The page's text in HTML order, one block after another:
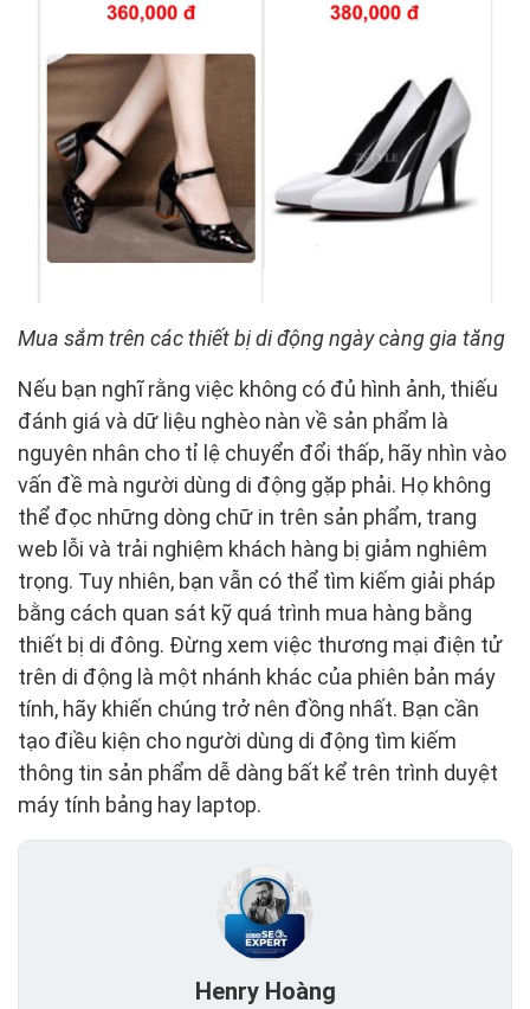
Mua sắm trên các thiết bị di động ngày càng gia tăng
Nếu bạn nghĩ rằng việc không có đủ hình ảnh, thiếu
đánh giá và dữ liệu nghèo nàn về sản phẩm là
nguyên nhân cho tỉ lệ chuyển đổi thấp, hãy nhìn vào
vấn đề mà người dùng di động gặp phải. Họ không
thể đọc những dòng chữ in trên sản phẩm, trang
web lỗi và trải nghiệm khách hàng bị giảm nghiêm
trọng. Tuy nhiên, bạn vẫn có thể tìm kiếm giải pháp
bằng cách quan sát kỹ quá trình mua hàng bằng
thiết bị di đông. Đừng xem việc thương mại điện tử
trên di động là một nhánh khác của phiên bản máy
tính, hãy khiến chúng trở nên đồng nhất. Bạn cần
tạo điều kiện cho người dùng di động tìm kiếm
thông tin sản phẩm dễ dàng bất kể trên trình duyệt
máy tính bảng hay laptop.
Henry Hoàng